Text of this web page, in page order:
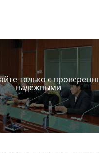
только с
надёжными